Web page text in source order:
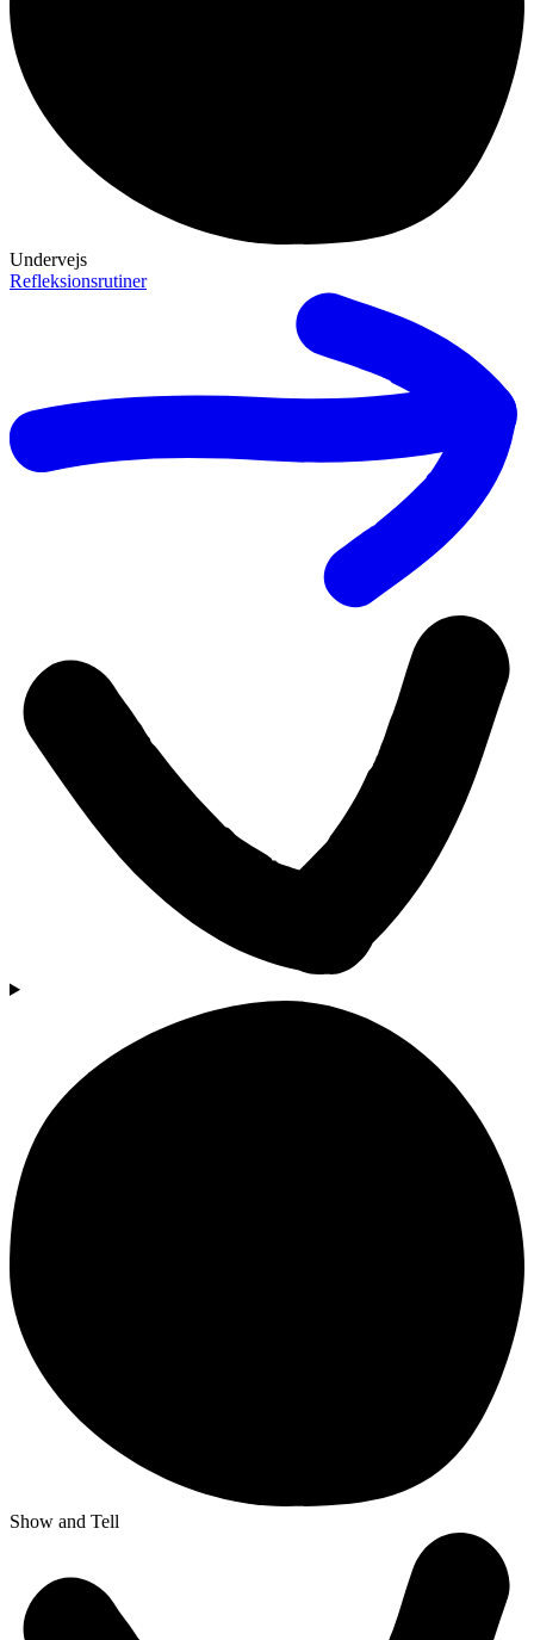
Undervejs
Refleksionsrutiner
Show and Tell